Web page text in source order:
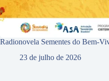
Radionovela Sementes do Bem-
23 de julho de 2026